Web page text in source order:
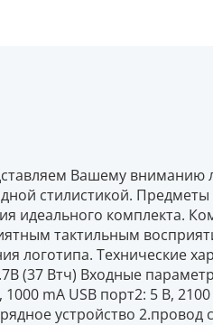
Вашему вниманию
стилистикой. Предметы
идеального комплекта.
тактильным
логотипа. Технические
(37 Втч) Входные
mА USB порт2: 5 В,
устройство